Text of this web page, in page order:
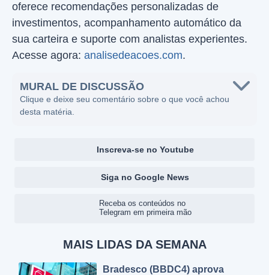
oferece recomendações personalizadas de
investimentos, acompanhamento automático da
sua carteira e suporte com analistas experientes.
Acesse agora: analisedeacoes.com.
MURAL DE DISCUSSÃO
Clique e deixe seu comentário sobre o que você achou
desta matéria.
Inscreva-se no Youtube
Siga no Google News
Receba os conteúdos no
Telegram em primeira mão
MAIS LIDAS DA SEMANA
Bradesco (BBDC4) aprova